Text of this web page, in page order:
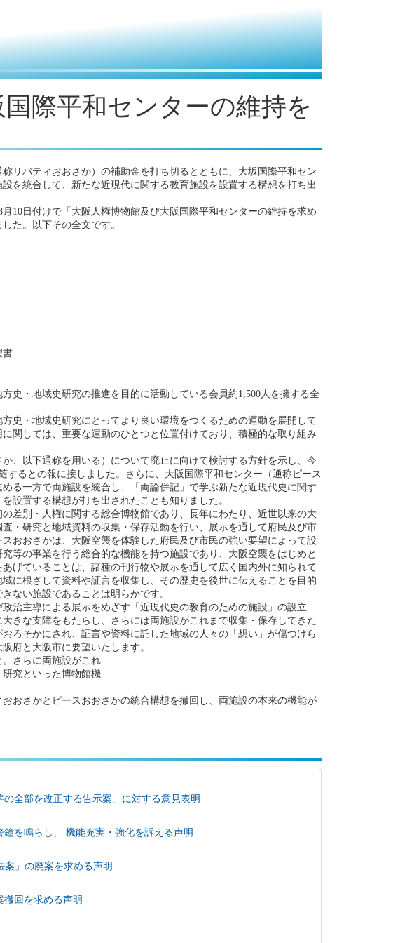
際平和センターの維持を
リバティおおさか）の補助金を打ち切るとともに、大坂国際平和セン
を統合して、新たな近現代に関する教育施設を設置する構想を打ち出
10日付けで「大阪人権博物館及び大阪国際平和センターの維持を求め
た。以下その全文です。
書
史・地域史研究の推進を目的に活動している会員約1,500人を擁する全
史・地域史研究にとってより良い環境をつくるための運動を展開して
関しては、重要な運動のひとつと位置付けており、積極的な取り組み
、以下通称を用いる）について廃止に向けて検討する方針を示し、今
るとの報に接しました。さらに、大阪国際平和センター（通称ピース
る一方で両施設を統合し、「両論併記」で学ぶ新たな近現代史に関す
設置する構想が打ち出されたことも知りました。
差別・人権に関する総合博物館であり、長年にわたり、近世以来の大
・研究と地域資料の収集・保存活動を行い、展示を通して府民及び市
おおさかは、大阪空襲を体験した府民及び市民の強い要望によって設
等の事業を行う総合的な機能を持つ施設であり、大阪空襲をはじめと
げていることは、諸種の刊行物や展示を通して広く国内外に知られて
に根ざして資料や証言を収集し、その歴史を後世に伝えることを目的
ない施設であることは明らかです。
治主導による展示をめざす「近現代史の教育のための施設」の設立
きな支障をもたらし、さらには両施設がこれまで収集・保存してきた
ろそかにされ、証言や資料に託した地域の人々の「想い」が傷つけら
府と大阪市に要望いたします。
さらに両施設がこれ
究といった博物館機
おさかとピースおおさかの統合構想を撤回し、両施設の本来の機能が
全部を改正する告示案」に対する意見表明
を鳴らし、 機能充実・強化を訴える声明
案」の廃案を求める声明
撤回を求める声明